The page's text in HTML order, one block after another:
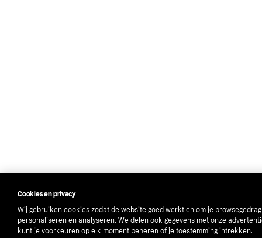
Cookies en privacy
Wij gebruiken cookies zodat de website goed werkt en om je
personaliseren en analyseren. We delen ook gegevens met onze
kunt je voorkeuren op elk moment beheren of je toestemming intrekken.